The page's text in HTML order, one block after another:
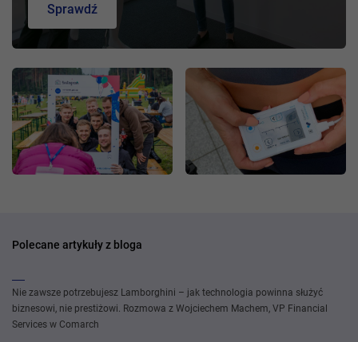
Sprawdź
Polecane artykuły z bloga
Nie zawsze potrzebujesz Lamborghini – jak technologia powinna służyć
biznesowi, nie prestiżowi. Rozmowa z Wojciechem Machem, VP Financial
Services w Comarch